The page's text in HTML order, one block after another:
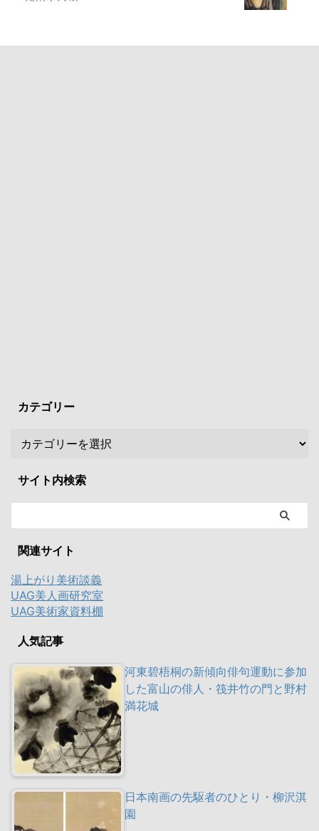
カテゴリー
サイト内検索
関連サイト
湯上がり美術談義
UAG美人画研究室
UAG美術家資料棚
人気記事
河東碧梧桐の新傾向俳句運動に参加
した富山の俳人・筏井竹の門と野村
満花城
日本南画の先駆者のひとり・柳沢淇
園